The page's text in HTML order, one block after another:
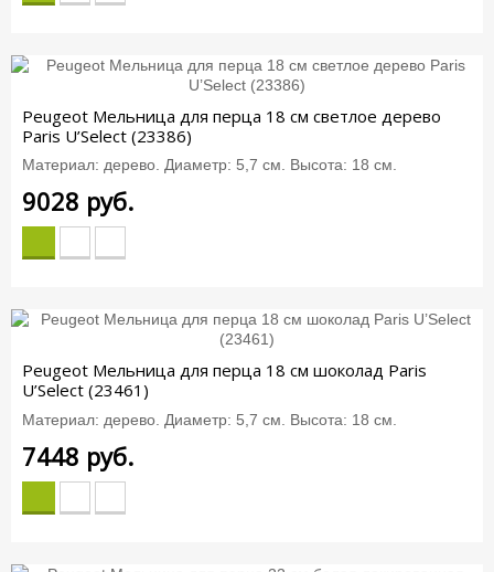
Peugeot Мельница для перца 18 см светлое дерево
Paris U’Select (23386)
Материал: дерево. Диаметр: 5,7 см. Высота: 18 см.
9028 руб.
Peugeot Мельница для перца 18 см шоколад Paris
U’Select (23461)
Материал: дерево. Диаметр: 5,7 см. Высота: 18 см.
7448 руб.